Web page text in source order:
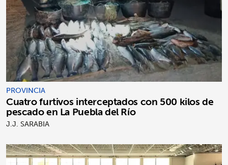
PROVINCIA
Cuatro furtivos interceptados con 500 kilos de
pescado en La Puebla del Río
J.J. SARABIA